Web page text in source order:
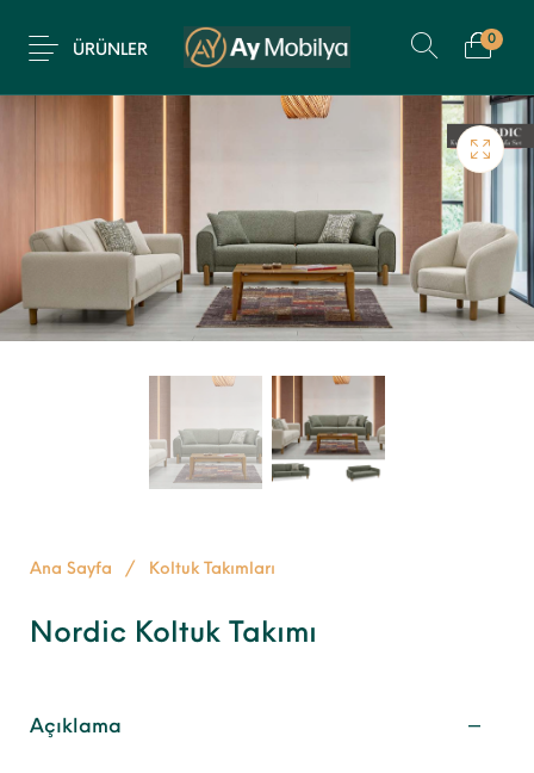
ÜRÜNLER
0
Ana Sayfa / Koltuk Takımları
Nordic Koltuk Takımı
Açıklama